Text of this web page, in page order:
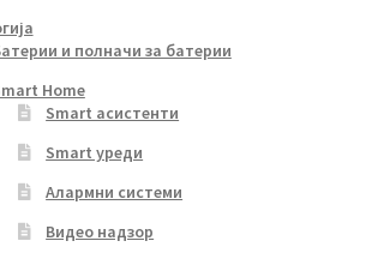
и полначи за батерии
Home
Smart асистенти
Smart уреди
Алармни системи
Видео надзор